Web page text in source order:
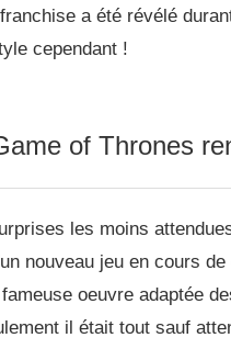
a été révélé
cependant !
of Thrones
les moins
nouveau jeu en cours
oeuvre adaptée
il était tout sauf